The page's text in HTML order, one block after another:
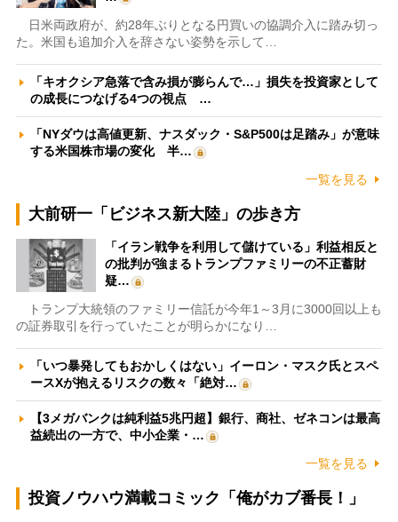
日米両政府が、約28年ぶりとなる円買いの協調介入に踏み切っ
た。米国も追加介入を辞さない姿勢を示して…
「キオクシア急落で含み損が膨らんで…」損失を投資家として
の成長につなげる4つの視点 …
「NYダウは高値更新、ナスダック・S&P500は足踏み」が意味
する米国株市場の変化 半…
一覧を見る
大前研一「ビジネス新大陸」の歩き方
「イラン戦争を利用して儲けている」利益相反と
の批判が強まるトランプファミリーの不正蓄財
疑…
トランプ大統領のファミリー信託が今年1～3月に3000回以上も
の証券取引を行っていたことが明らかになり…
「いつ暴発してもおかしくはない」イーロン・マスク氏とスペ
ースXが抱えるリスクの数々「絶対…
【3メガバンクは純利益5兆円超】銀行、商社、ゼネコンは最高
益続出の一方で、中小企業・…
一覧を見る
投資ノウハウ満載コミック「俺がカブ番長！」